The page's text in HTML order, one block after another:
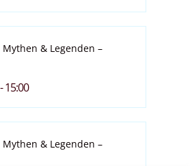
& Legenden –
15:00
& Legenden –